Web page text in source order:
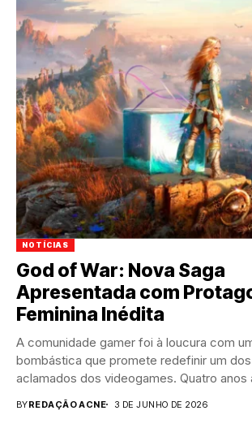
NOTÍCIAS
God of War: Nova Saga
Apresentada com
Feminina Inédita
A comunidade gamer foi à loucura com
bombástica que promete redefinir um
aclamados dos videogames. Quatro anos
BYREDAÇÃO ACNE 3 DE JUNHO DE 2026